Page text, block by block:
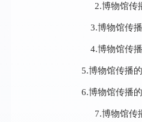
2.博物馆传
3.博物馆传
4.博物馆传
5.博物馆传播
6.博物馆传播
7.博物馆传